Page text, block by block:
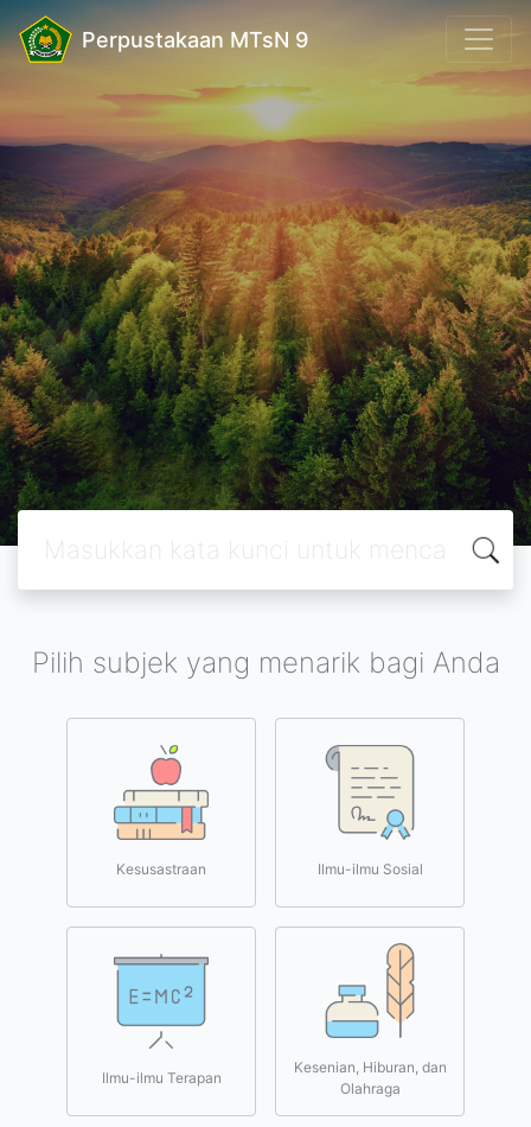
Perpustakaan MTsN 9
Pilih subjek yang menarik bagi Anda
Kesusastraan Ilmu-ilmu Sosial
Ilmu-ilmu Terapan
Kesenian, Hiburan, dan
Olahraga